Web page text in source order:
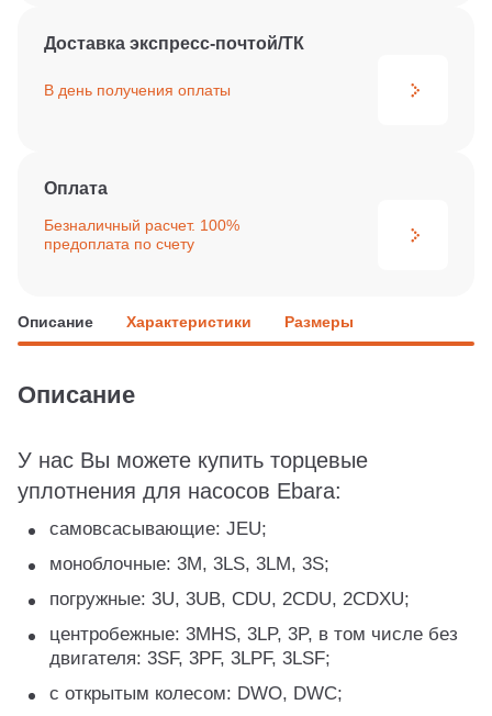
Доставка экспресс-почтой/ТК
В день получения оплаты
Оплата
Безналичный расчет. 100%
предоплата по счету
Описание Характеристики Размеры
Описание
У нас Вы можете купить торцевые
уплотнения для насосов Ebara:
самовсасывающие: JEU;
моноблочные: 3M, 3LS, 3LM, 3S;
погружные: 3U, 3UB, CDU, 2CDU, 2CDXU;
центробежные: 3MHS, 3LP, 3P, в том числе без
двигателя: 3SF, 3PF, 3LPF, 3LSF;
с открытым колесом: DWO, DWC;